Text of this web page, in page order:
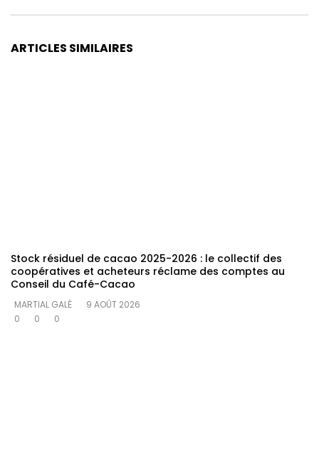
ARTICLES SIMILAIRES
Stock résiduel de cacao 2025-2026 : le collectif des
coopératives et acheteurs réclame des comptes au
Conseil du Café-Cacao
MARTIAL GALÉ
9 AOÛT 2026
0
0 0